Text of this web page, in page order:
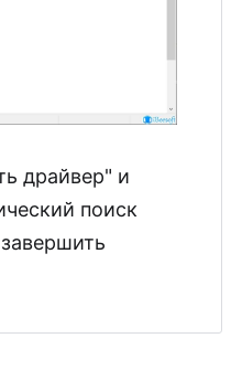
драйвер" и
поиск